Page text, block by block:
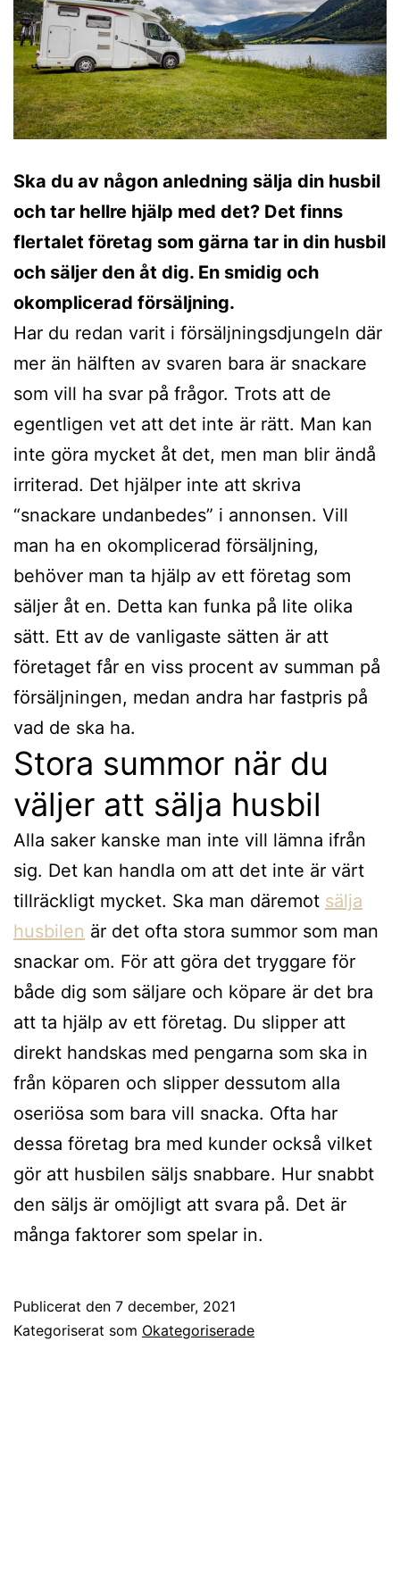
Ska du av någon anledning sälja din husbil
och tar hellre hjälp med det? Det finns
flertalet företag som gärna tar in din husbil
och säljer den åt dig. En smidig och
okomplicerad försäljning.
Har du redan varit i försäljningsdjungeln där
mer än hälften av svaren bara är snackare
som vill ha svar på frågor. Trots att de
egentligen vet att det inte är rätt. Man kan
inte göra mycket åt det, men man blir ändå
irriterad. Det hjälper inte att skriva
“snackare undanbedes” i annonsen. Vill
man ha en okomplicerad försäljning,
behöver man ta hjälp av ett företag som
säljer åt en. Detta kan funka på lite olika
sätt. Ett av de vanligaste sätten är att
företaget får en viss procent av summan på
försäljningen, medan andra har fastpris på
vad de ska ha.
Stora summor när du
väljer att sälja husbil
Alla saker kanske man inte vill lämna ifrån
sig. Det kan handla om att det inte är värt
tillräckligt mycket. Ska man däremot sälja
husbilen är det ofta stora summor som man
snackar om. För att göra det tryggare för
både dig som säljare och köpare är det bra
att ta hjälp av ett företag. Du slipper att
direkt handskas med pengarna som ska in
från köparen och slipper dessutom alla
oseriösa som bara vill snacka. Ofta har
dessa företag bra med kunder också vilket
gör att husbilen säljs snabbare. Hur snabbt
den säljs är omöjligt att svara på. Det är
många faktorer som spelar in.
Publicerat den 7 december, 2021
Kategoriserat som Okategoriserade